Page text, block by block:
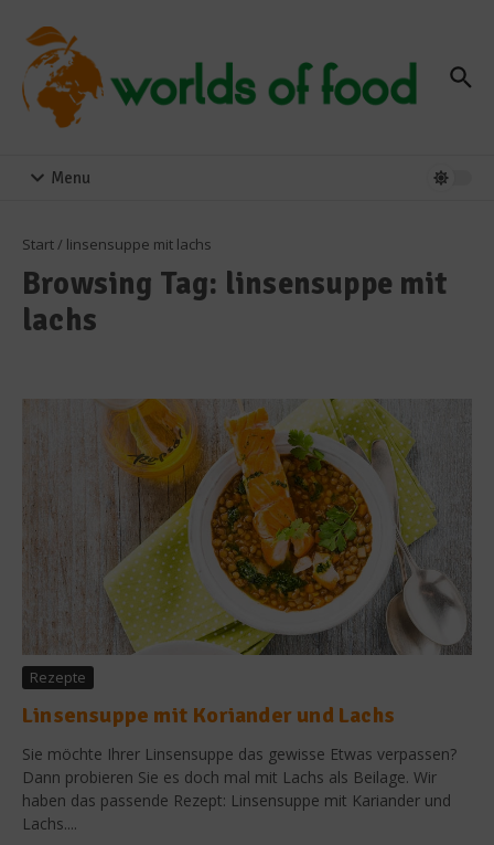
Menu
Start/ linsensuppe mit lachs
Browsing Tag: linsensuppe mit
lachs
Rezepte
Linsensuppe mit Koriander und Lachs
Sie möchte Ihrer Linsensuppe das gewisse Etwas verpassen?
Dann probieren Sie es doch mal mit Lachs als Beilage. Wir
haben das passende Rezept: Linsensuppe mit Kariander und
Lachs....